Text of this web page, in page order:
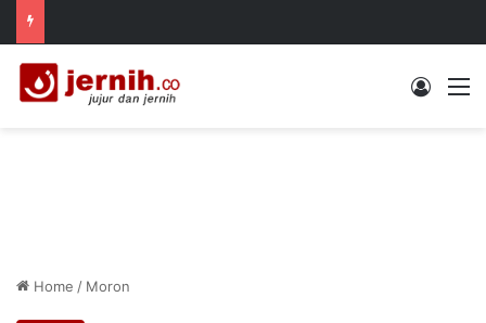
Log In
Home / Moron